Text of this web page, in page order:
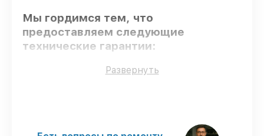
Мы гордимся тем, что
предоставляем следующие
технические гарантии:
Развернуть